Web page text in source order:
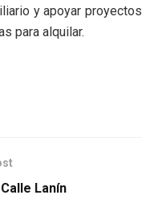
y apoyar proyectos
para alquilar.
Lanín